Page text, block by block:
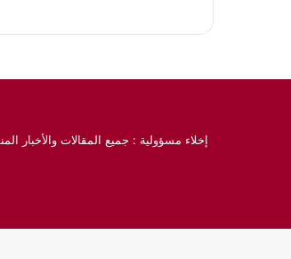
إخلاء مسؤولية : جميع المقالات والأخبار